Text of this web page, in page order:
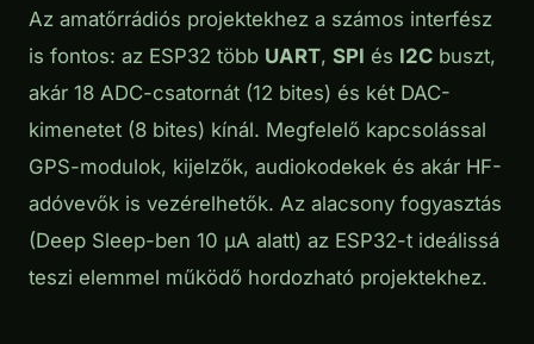
Az amatőrrádiós projektekhez a számos interfész
is fontos: az ESP32 több UART, SPI és I2C buszt,
akár 18 ADC-csatornát (12 bites) és két DAC-
kimenetet (8 bites) kínál. Megfelelő kapcsolással
GPS-modulok, kijelzők, audiokodekek és akár HF-
adóvevők is vezérelhetők. Az alacsony fogyasztás
(Deep Sleep-ben 10 µA alatt) az ESP32-t ideálissá
teszi elemmel működő hordozható projektekhez.